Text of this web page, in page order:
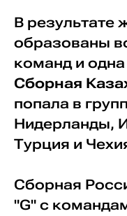
В результате
образованы
команд и
Сборная
попала в
Нидерланды,
Турция и
Сборная
"G" с